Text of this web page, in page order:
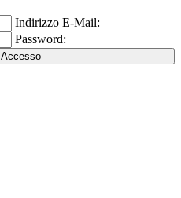
Indirizzo E-Mail:
Password:
Accesso